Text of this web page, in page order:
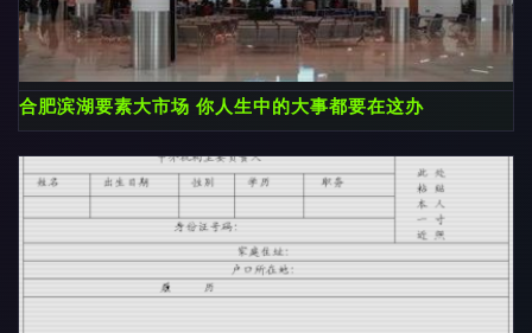
合肥滨湖要素大市场 你人生中的大事都要在这办